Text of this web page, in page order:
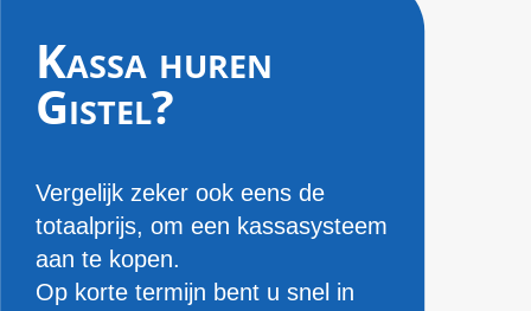
Kassa huren
Gistel?
Vergelijk zeker ook eens de
totaalprijs, om een kassasysteem
aan te kopen.
Op korte termijn bent u snel in